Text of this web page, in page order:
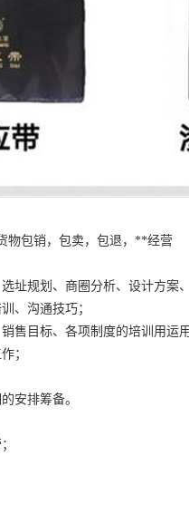
物包销，包卖，包退，**经营
址规划、商圈分析、设计方案
、沟通技巧；
售目标、各项制度的培训用运
；
安排筹备。